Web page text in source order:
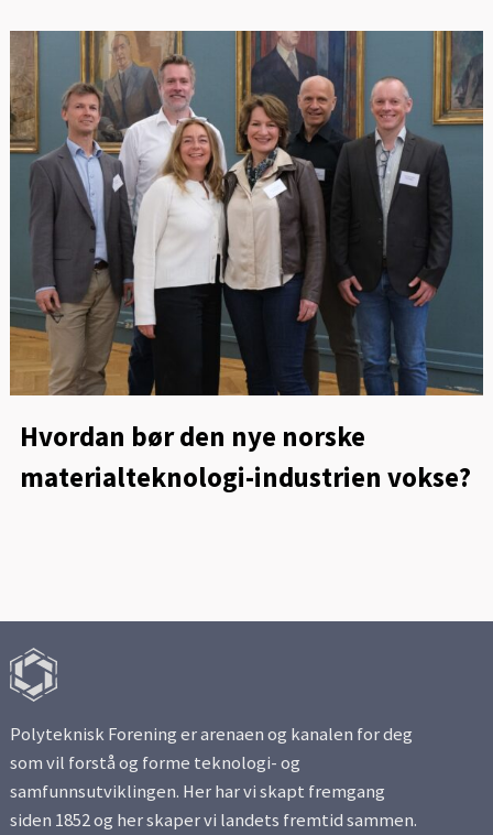
Hvordan bør den nye norske
materialteknologi-industrien vokse?
Polyteknisk Forening er arenaen og kanalen for deg
som vil forstå og forme teknologi- og
samfunnsutviklingen. Her har vi skapt fremgang
siden 1852 og her skaper vi landets fremtid sammen.